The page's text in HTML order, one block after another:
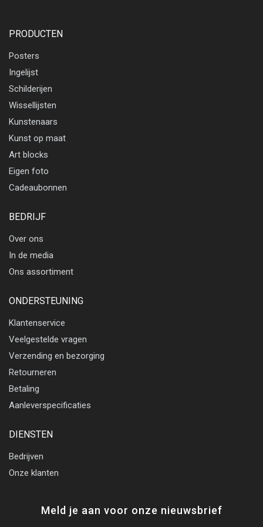
PRODUCTEN
Posters
Ingelijst
Schilderijen
Wissellijsten
Kunstenaars
Kunst op maat
Art blocks
Eigen foto
Cadeaubonnen
BEDRIJF
Over ons
In de media
Ons assortiment
ONDERSTEUNING
Klantenservice
Veelgestelde vragen
Verzending en bezorging
Retourneren
Betaling
Aanleverspecificaties
DIENSTEN
Bedrijven
Onze klanten
Meld je aan voor onze nieuwsbrief